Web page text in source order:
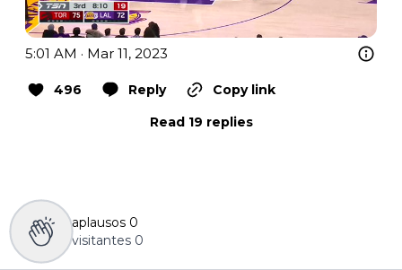
5:01 AM · Mar 11, 2023
496 Reply
Copy link
Read 19 replies
aplausos 0
visitantes 0